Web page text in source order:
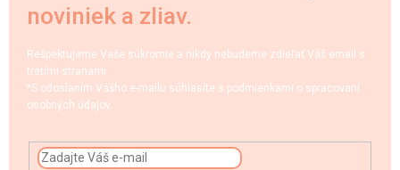
noviniek a zliav.
Rešpektujeme Vaše súkromie a nikdy nebudeme zdieľať Váš email s
tretími stranami.
*S odoslaním Vášho e-mailu súhlasíte s podmienkami o spracovaní
osobných údajov.